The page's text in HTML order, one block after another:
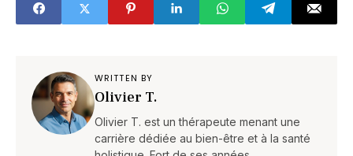
WRITTEN BY
Olivier T.
Olivier T. est un thérapeute menant une
carrière dédiée au bien-être et à la santé